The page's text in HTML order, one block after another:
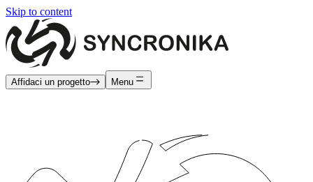
Skip to content
Affidaci un progetto Menu